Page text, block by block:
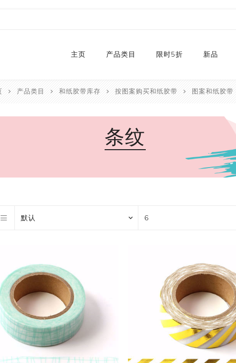
主页 产品类目
热销款
贴纸
卡纸
手工艺纸
限时5折 新品
2024
2020
2019
产品类目 和纸胶带库存 按图案购买和纸胶带 图案和纸胶带
条纹